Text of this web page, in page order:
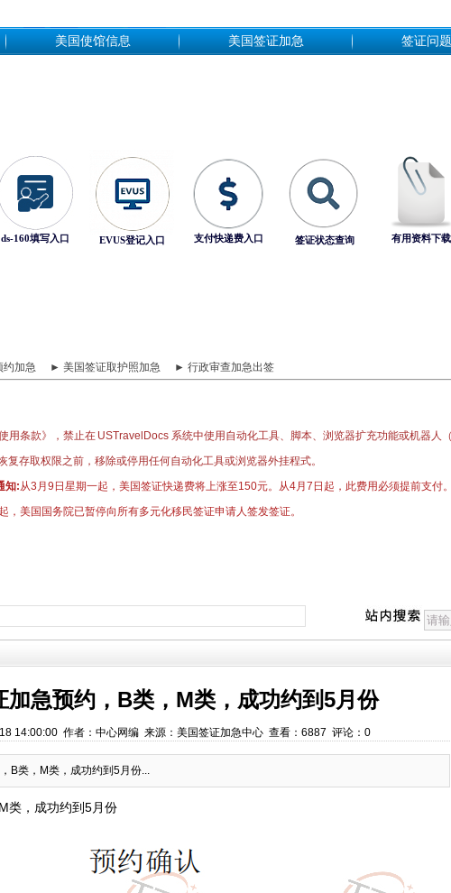
美国使馆信息 美国签证加急 签证问
ds-160填写入口 EVUS登记入口 支付快递费入口 签证状态查询 有用资料下载
加急 ► 美国签证取护照加急 ► 行政审查加急出签
用条款》，禁止在 USTravelDocs 系统中使用自动化工具、脚本、浏览器扩充功能或机器人
存取权限之前，移除或停用任何自动化工具或浏览器外挂程式。
知:从3月9日星期一起，美国签证快递费将上涨至150元。
​从4月7日起，此费用必须提前支付。
，美国国务院已暂停向所有多元化移民签证申请人签发签证。
加急预约，B类，M类，成功约到5月份
14:00:00 作者：中心网编 来源：美国签证加急中心 查看：6887 评论：0
B类，M类，成功约到5月份...
类，成功约到5月份